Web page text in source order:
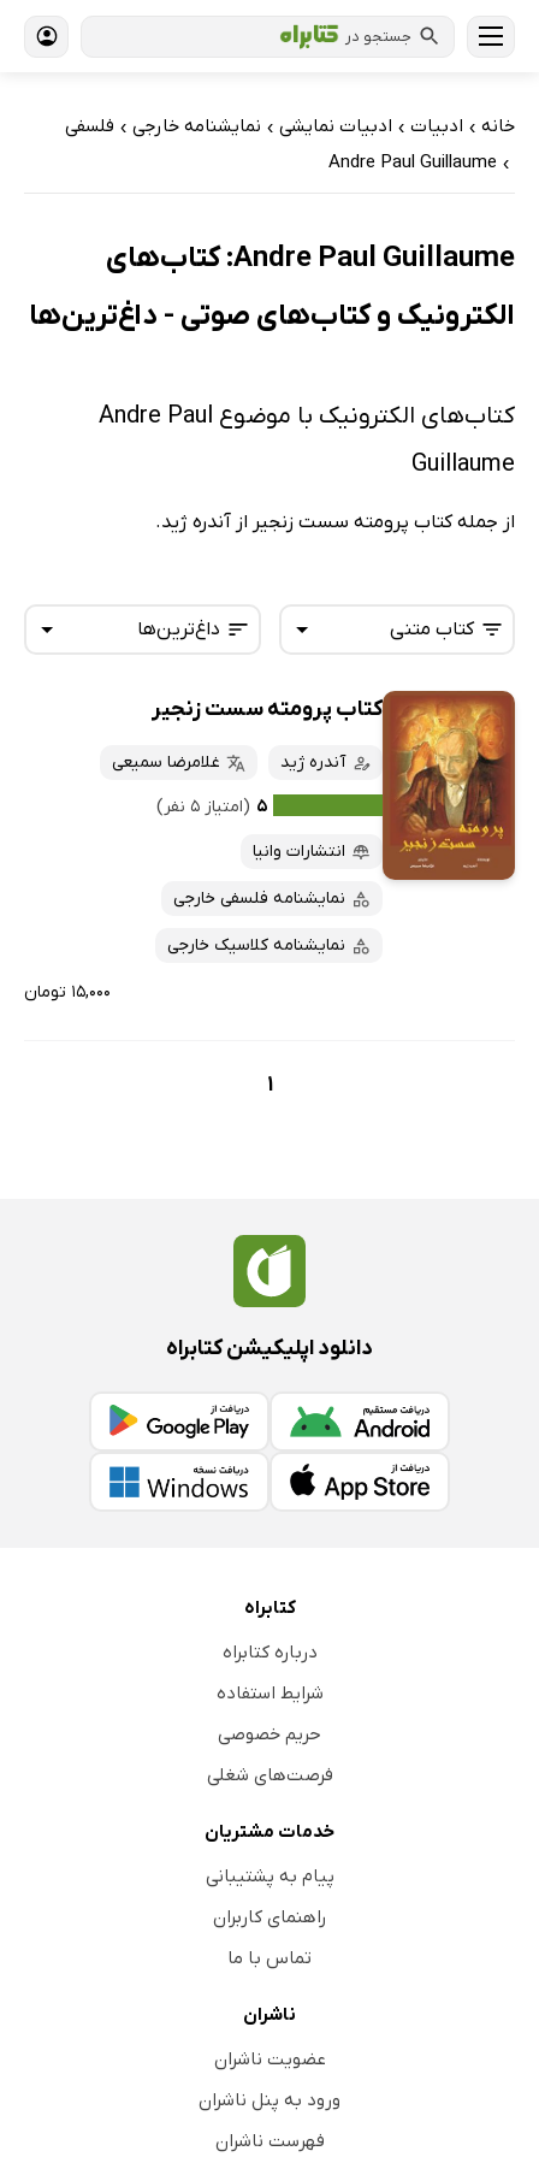
جستجو در
خانه › ادبیات › ادبیات نمایشی › نمایشنامه خارجی › فلسفی
›
Andre Paul Guillaume
Andre Paul Guillaume: کتاب‌های
الکترونیک و کتاب‌های صوتی - داغ‌ترین‌ها
کتاب‌های الکترونیک با موضوع Andre Paul
Guillaume
از جمله کتاب پرومته سست زنجیر از آندره ژید.
داغ‌ترین‌ها
تازه‌ها
داغ‌ترین‌ها
پرفروش‌ها
ارزان ترین‌ها
کتاب متنی
همه کتاب‌ها
کتاب‌های صوتی
کتاب‌های متنی
کتاب پرومته سست زنجیر
آندره ژید
غلامرضا سمیعی
۵ (امتیاز ۵ نفر)
انتشارات وانیا
نمایشنامه فلسفی خارجی
نمایشنامه کلاسیک خارجی
۱۵,۰۰۰ تومان
1
دانلود اپلیکیشن کتابراه
کتابراه
درباره کتابراه
شرایط استفاده
حریم خصوصی
فرصت‌های شغلی
خدمات مشتریان
پیام به پشتیبانی
راهنمای کاربران
تماس با ما
ناشران
عضویت ناشران
ورود به پنل ناشران
فهرست ناشران